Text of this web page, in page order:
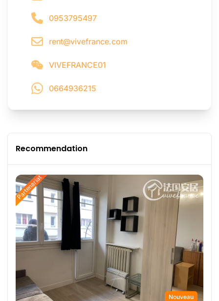
0953795497
rent@vivefrance.com
VIVEFRANCE01
0664936215
Recommendation
Partenariat
Nouveau